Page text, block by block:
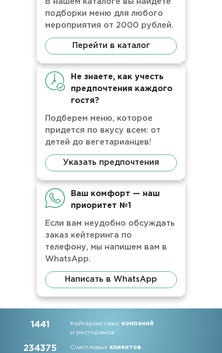
В нашем каталоге вы найдете
подборки меню для любого
мероприятия от 2000 рублей.
Перейти в каталог
Не знаете, как учесть
предпочтения каждого
гостя?
Подберем меню, которое
придется по вкусу всем: от
детей до вегетарианцев!
Указать предпочтения
Ваш комфорт — наш
приоритет №1
Если вам неудобно обсуждать
заказ кейтеринга по
телефону, мы напишем вам в
WhatsApp.
Написать в WhatsApp
1441 Кейтеринговых компаний
и ресторанов
234375 Счастливых клиентов